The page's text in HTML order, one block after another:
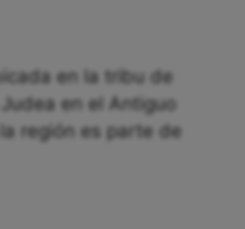
en la tribu de
en el Antiguo
región es parte de